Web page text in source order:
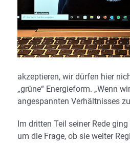
akzeptieren, wir dürfen hier
„grüne“ Energieform. „Wenn
angespannten Verhältnisses
Im dritten Teil seiner Rede
um die Frage, ob sie weiter